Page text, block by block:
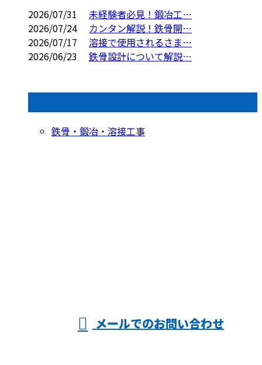
2026/07/31
未経験者必見！鍛冶工…
2026/07/24
カンタン解説！鉄骨開…
2026/07/17
溶接で使用されるさま…
2026/06/23
鉄骨設計について解説…
鉄骨・鍛冶・溶接工事
メールでのお問い合わせ